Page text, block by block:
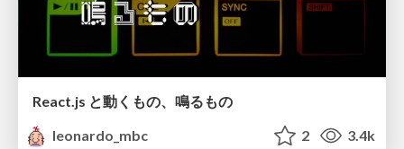
React.js と動くもの、鳴るもの
leonardo_mbc
2 3.4k